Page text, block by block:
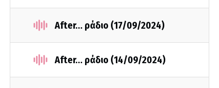
After... ράδιο (17/09/2024)
After... ράδιο (14/09/2024)